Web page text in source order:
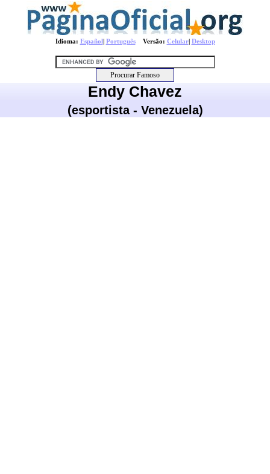
Idioma: Español| PortuguêsVersão: Celular| Desktop
Endy Chavez
(esportista - Venezuela)